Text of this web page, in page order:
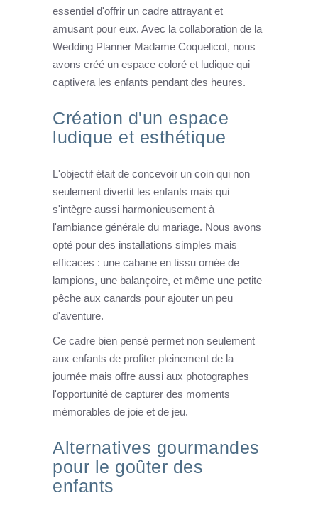
essentiel d'offrir un cadre attrayant et
amusant pour eux. Avec la collaboration de la
Wedding Planner Madame Coquelicot, nous
avons créé un espace coloré et ludique qui
captivera les enfants pendant des heures.
Création d'un espace
ludique et esthétique
L'objectif était de concevoir un coin qui non
seulement divertit les enfants mais qui
s'intègre aussi harmonieusement à
l'ambiance générale du mariage. Nous avons
opté pour des installations simples mais
efficaces : une cabane en tissu ornée de
lampions, une balançoire, et même une petite
pêche aux canards pour ajouter un peu
d'aventure.
Ce cadre bien pensé permet non seulement
aux enfants de profiter pleinement de la
journée mais offre aussi aux photographes
l'opportunité de capturer des moments
mémorables de joie et de jeu.
Alternatives gourmandes
pour le goûter des
enfants